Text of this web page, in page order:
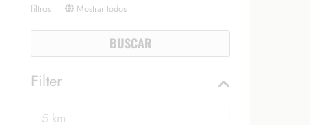
filtros
Mostrar todos
BUSCAR
Filter
Radius